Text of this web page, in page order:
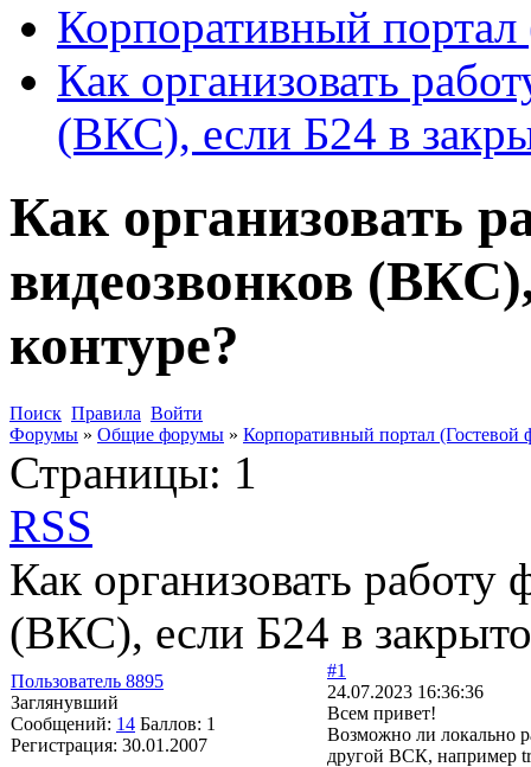
Корпоративный
Как организовать
(ВКС), если Б24 в
Как организовать
видеозвонков
контуре?
Поиск Правила Войти
Форумы » Общие форумы » Корпоративный портал (Гостевой
Страницы: 1
RSS
Как организовать работу
(ВКС), если Б24 в
Пользователь 8895
Заглянувший
Сообщений: 14 Баллов: 1
Регистрация: 30.01.2007
#1
24.07.2023 16:36:36
Всем привет!
Возможно ли локально
другой ВСК, например